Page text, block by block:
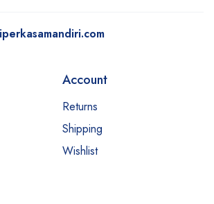
Account
Returns
Shipping
Wishlist